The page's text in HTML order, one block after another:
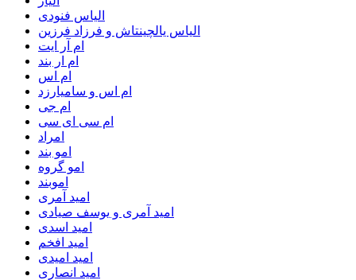
الیاس فنودی
الیاس یالچینتاش و فرزاد فرزین
ام آر ایت
ام‌ ار بند
ام اس
ام اس و سامیارزد
ام جی
ام سی ای سی
امراد
امو بند
امو گروه
اموبند
امید آمری
امید آمری و یوسف صیادی
امید اسدی
امید افخم
امید امیدی
امید انصاری